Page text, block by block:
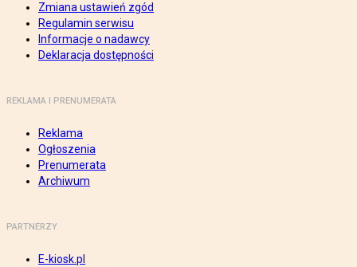
Zmiana ustawień zgód
Regulamin serwisu
Informacje o nadawcy
Deklaracja dostępności
REKLAMA I PRENUMERATA
Reklama
Ogłoszenia
Prenumerata
Archiwum
PARTNERZY
E-kiosk.pl